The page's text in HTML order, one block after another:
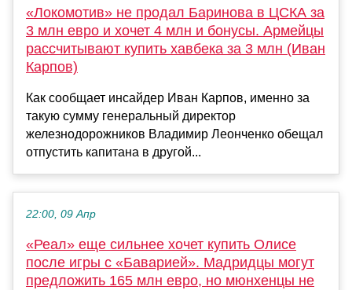
«Локомотив» не продал Баринова в ЦСКА за
3 млн евро и хочет 4 млн и бонусы. Армейцы
рассчитывают купить хавбека за 3 млн (Иван
Карпов)
Как сообщает инсайдер Иван Карпов, именно за
такую сумму генеральный директор
железнодорожников Владимир Леонченко обещал
отпустить капитана в другой...
22:00, 09 Апр
«Реал» еще сильнее хочет купить Олисе
после игры с «Баварией». Мадридцы могут
предложить 165 млн евро, но мюнхенцы не